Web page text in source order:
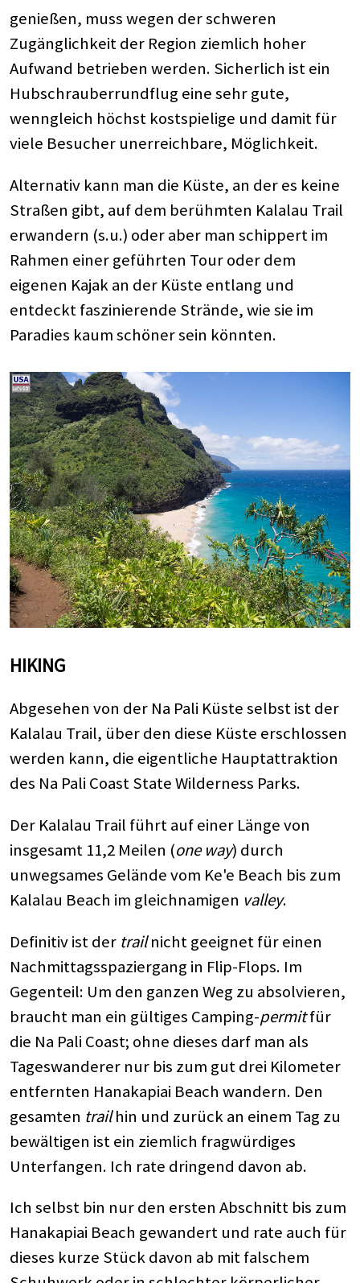
genießen, muss wegen der schweren
Zugänglichkeit der Region ziemlich hoher
Aufwand betrieben werden. Sicherlich ist ein
Hubschrauberrundflug eine sehr gute,
wenngleich höchst kostspielige und damit für
viele Besucher unerreichbare, Möglichkeit.
Alternativ kann man die Küste, an der es keine
Straßen gibt, auf dem berühmten Kalalau Trail
erwandern (s.u.) oder aber man schippert im
Rahmen einer geführten Tour oder dem
eigenen Kajak an der Küste entlang und
entdeckt faszinierende Strände, wie sie im
Paradies kaum schöner sein könnten.
HIKING
Abgesehen von der Na Pali Küste selbst ist der
Kalalau Trail, über den diese Küste erschlossen
werden kann, die eigentliche Hauptattraktion
des Na Pali Coast State Wilderness Parks.
Der Kalalau Trail führt auf einer Länge von
insgesamt 11,2 Meilen (one way) durch
unwegsames Gelände vom Ke'e Beach bis zum
Kalalau Beach im gleichnamigen valley.
Definitiv ist der trailnicht geeignet für einen
Nachmittagsspaziergang in Flip-Flops. Im
Gegenteil: Um den ganzen Weg zu absolvieren,
braucht man ein gültiges Camping-permitfür
die Na Pali Coast; ohne dieses darf man als
Tageswanderer nur bis zum gut drei Kilometer
entfernten Hanakapiai Beach wandern. Den
gesamten trailhin und zurück an einem Tag zu
bewältigen ist ein ziemlich fragwürdiges
Unterfangen. Ich rate dringend davon ab.
Ich selbst bin nur den ersten Abschnitt bis zum
Hanakapiai Beach gewandert und rate auch für
dieses kurze Stück davon ab mit falschem